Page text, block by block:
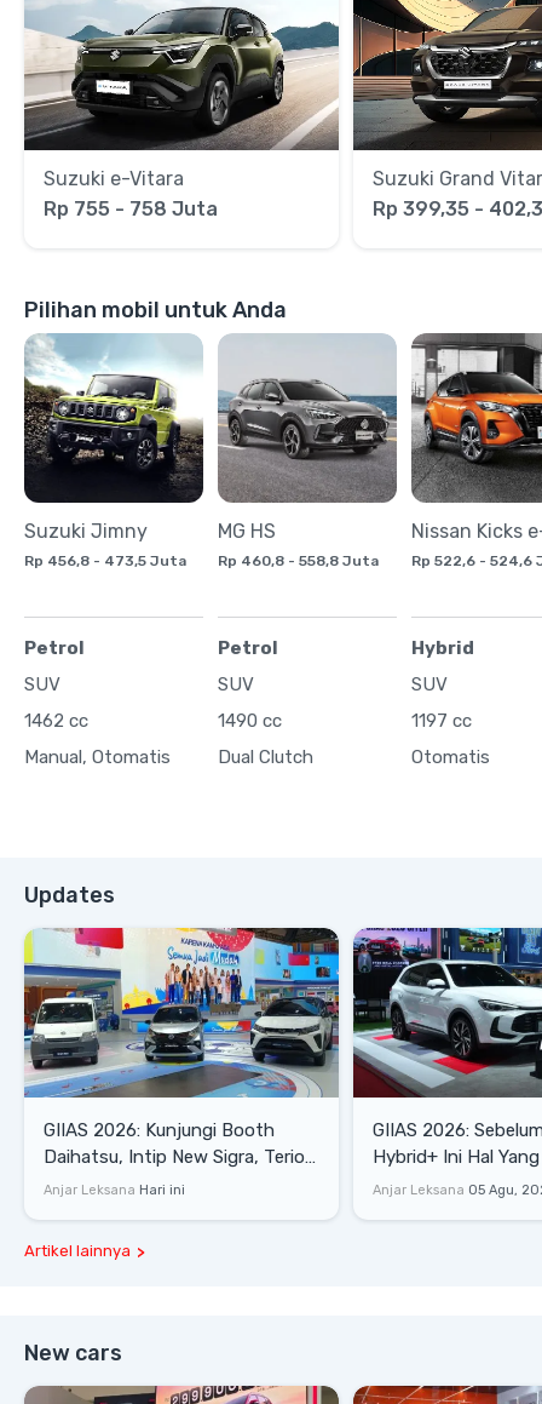
Suzuki e-Vitara
Rp 755 - 758 Juta
Suzuki Grand
Rp 399,35 -
Pilihan mobil untuk Anda
Suzuki Jimny
Rp 456,8 - 473,5 Juta
Petrol
SUV
1462 cc
Manual, Otomatis
MG HS
Rp 460,8 - 558,8 Juta
Petrol
SUV
1490 cc
Dual Clutch
Rp 522,6 - 524,6
Hybrid
SUV
1197 cc
Otomatis
Updates
GIIAS 2026: Kunjungi Booth
Daihatsu, Intip New Sigra, Terios
SE hingga Gran Max Blind Van
Anjar Leksana Hari ini
GIIAS 2026:
Hybrid+ Ini Hal
Diketahui
Anjar Leksana 05 Agu,
Artikel lainnya
New cars